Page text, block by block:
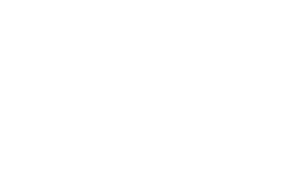
modification, any fractional  part is